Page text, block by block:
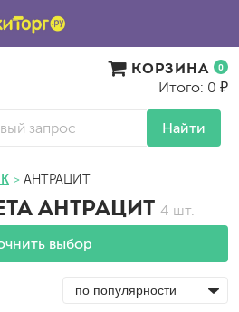
Найти
КОРЗИНА 0
Итого: 0 ₽
АНТРАЦИТ
АНТРАЦИТ 4 шт.
выбор